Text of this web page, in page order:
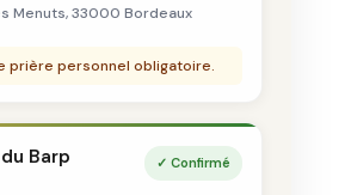
Menuts, 33000 Bordeaux
prière personnel obligatoire.
Barp ✓ Confirmé